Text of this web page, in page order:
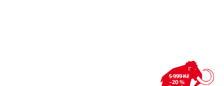
5 999 Kč
–20 %